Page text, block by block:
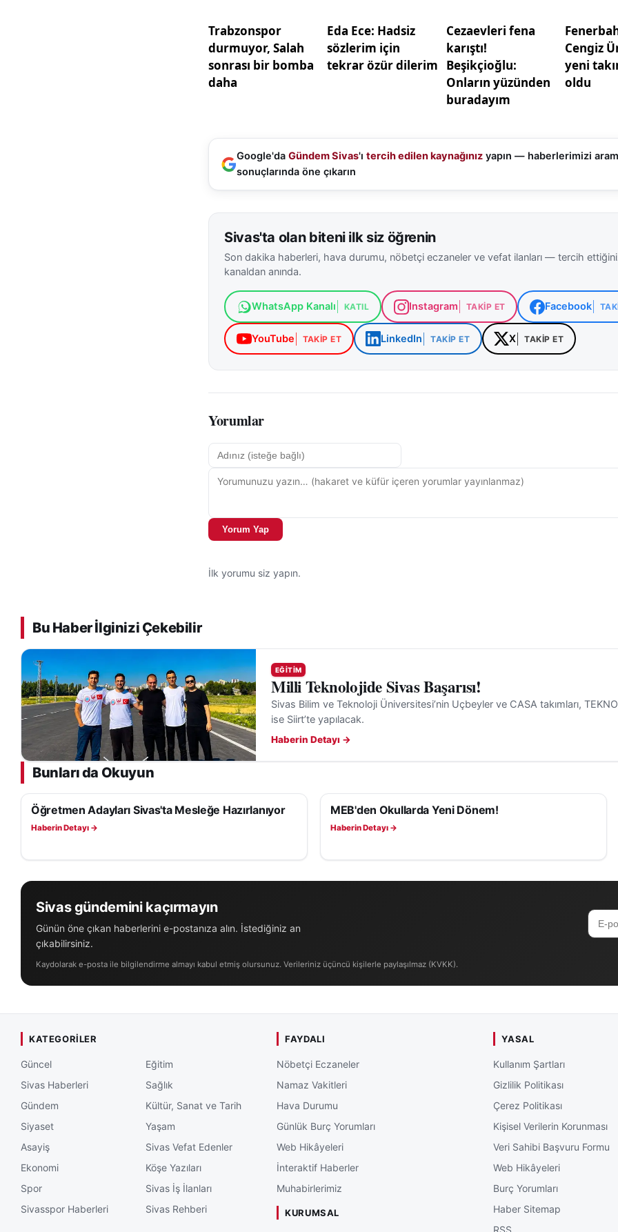
milletinin bağımsızlık ve özgürlük mücadelesinin en güçlü ifadesi olduğunu
Erdoğan, gençlerin milli ve manevi değerlerle yetişmesinin eğitim
hedeflerinden biri olduğuna dikkat çekti.
Erdoğan konuşmasında şu ifadelere yer verdi: “Bu tür etkinlikler,
anlamına ve ruhuna uygun şekilde okuyan tüm öğrencilerimizi gönülden
Bu süreçte emeği geçen öğretmenlerimize, okul yöneticilerimize ve her
destek olan velilerimize teşekkür ediyorum.”
nesillerin tarih bilinci ve vatan sevgisiyle yetişmesine katkı sağlamayı
Milli Eğitim Müdürlüğü tarafından yıl boyunca düzenlenen benzer
öğrencilerin özgüven kazanmasına ve toplumsal değerlerle bağ kurmasına
katkılar sunduğu belirtiliyor.
Yarışma, hem öğrencilerin yeteneklerini sergilemesine olanak tanıdı hem
Marşı’nın taşıdığı derin anlamın yeni kuşaklar tarafından içselleştirilmesine
zemin oluşturdu. Organizasyon, Sivas haberleri ve eğitim etkinlikleri
kamuoyunda geniş yankı uyandırdı.
Resmi bilgiler ve kurumsal çalışmalarla ilgili detaylara Sivas Valiliği ve Milli
Bakanlığı resmi internet siteleri üzerinden ulaşılabiliyor.
Google'da Gündem Sivas'ı tercih edilen kaynağınız yapın — haberlerimizi
sonuçlarında öne çıkarın
Sivas'ta olan biteni ilk siz öğrenin
Son dakika haberleri, hava durumu, nöbetçi eczaneler ve vefat ilanları — tercih
kanaldan anında.
WhatsApp Kanalı KATIL Instagram TAKIP ET Facebook
YouTube TAKIP ET LinkedIn TAKIP ET X TAKIP ET
Yorumlar
Yorum Yap
İlk yorumu siz yapın.
Bu Haber İlginizi Çekebilir
EĞITIM
Milli Teknolojide Sivas Başarısı!
Sivas Bilim ve Teknoloji Üniversitesi’nin Uçbeyler ve CASA takımları,
ise Siirt’te yapılacak.
Haberin Detayı →
Bunları da Okuyun
EĞITIM
Öğretmen Adayları Sivas'ta Mesleğe Hazırlanıyor
Haberin Detayı →
EĞITIM
MEB'den Okullarda Yeni Dönem!
Haberin Detayı →
Sivas gündemini kaçırmayın
Günün öne çıkan haberlerini e-postanıza alın. İstediğiniz an
çıkabilirsiniz.
Kaydolarak e-posta ile bilgilendirme almayı kabul etmiş olursunuz. Verileriniz üçüncü kişilerle paylaşılmaz (KVKK).
KATEGORILER
Güncel
Sivas Haberleri
Gündem
Siyaset
Asayiş
Ekonomi
Spor
Sivasspor Haberleri
Eğitim
Sağlık
Kültür, Sanat ve Tarih
Yaşam
Sivas Vefat Edenler
Köşe Yazıları
Sivas İş İlanları
Sivas Rehberi
FAYDALI
Nöbetçi Eczaneler
Namaz Vakitleri
Hava Durumu
Günlük Burç Yorumları
Web Hikâyeleri
İnteraktif Haberler
Muhabirlerimiz
KURUMSAL
YASAL
Kullanım Şartları
Gizlilik Politikası
Çerez Politikası
Kişisel Verilerin Korunması
Veri Sahibi Başvuru Formu
Web Hikâyeleri
Burç Yorumları
Haber Sitemap
RSS